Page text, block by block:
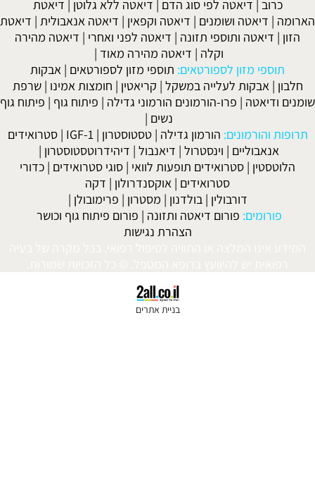
דיאטה לפי סוג הדם|דיאטה ללא גלוטן |דיאטת
דיאטה ושומנים| דיאטה וקפאין|דיאטה אנאבולית |דיאטת
ותוספי תזונה|דיאטה לפני ואחרי|דיאטה מהירה
דיאטה מהירה מאוד|
מזון לספורטאים:תוספי מזון לספורטאים|אבקות
לעלייה במשקל| קריאטין| חומצות אמינו|שרפת
|פרו-הורמונים הורמוני גדילה|פיתוח גוף |פיתוח גוף
הורמון גדילה|טסטוסטרון|
IGF-1
|סטרואידים
|וינסטרול | דיאנבול| דיהידרוטסטוסטרון|
|סטרואידים תופעות לוואי|סוגי סטרואידים|כדורי
סטרואידים|אוקסנדרולון|דקה
בולדנון| מסטרון|פרימובולן |
פורום דיאטה ותזונה|פורום פיתוח גוף וכושר
הצהרת נגישות